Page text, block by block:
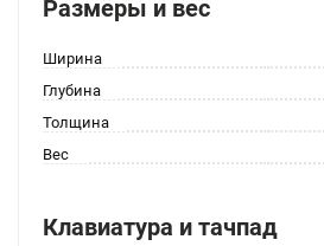
Размеры и вес
Ширина
Глубина
Толщина
Вес
Клавиатура и тачпад